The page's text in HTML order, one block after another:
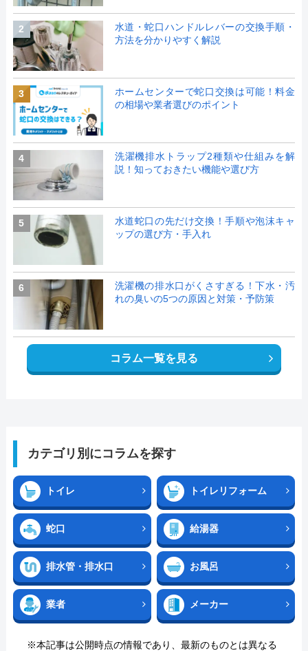
2
水道・蛇口ハンドルレバーの交換手順・
方法を分かりやすく解説
3
ホームセンターで蛇口交換は可能！料金
の相場や業者選びのポイント
4
洗濯機排水トラップ2種類や仕組みを解
説！知っておきたい機能や選び方
5
水道蛇口の先だけ交換！手順や泡沫キャ
ップの選び方・手入れ
6
洗濯機の排水口がくさすぎる！下水・汚
れの臭いの5つの原因と対策・予防策
コラム一覧を見る
カテゴリ別にコラムを探す
トイレ トイレリフォーム
蛇口 給湯器
排水管・排水口 お風呂
業者 メーカー
※本記事は公開時点の情報であり、最新のものとは異なる